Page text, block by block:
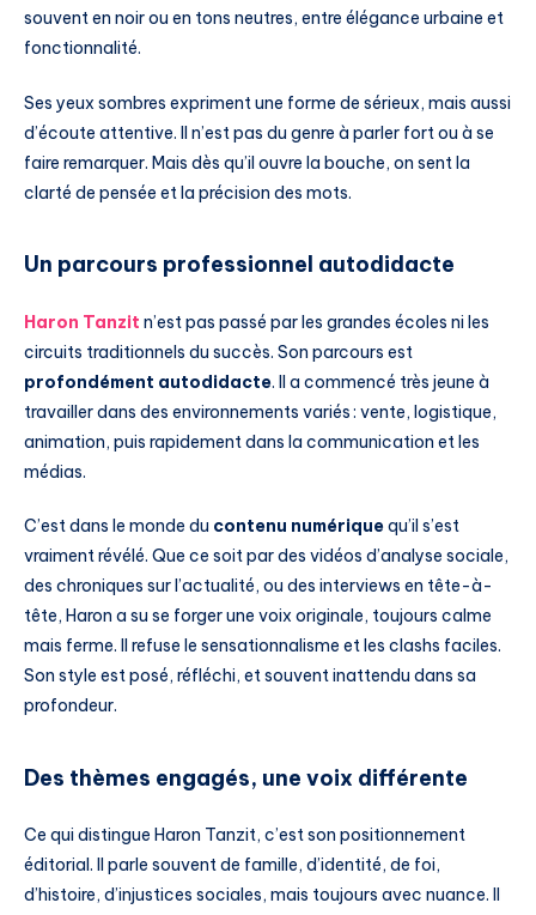
souvent en noir ou en tons neutres, entre élégance urbaine et
fonctionnalité.
Ses yeux sombres expriment une forme de sérieux, mais aussi
d’écoute attentive. Il n’est pas du genre à parler fort ou à se
faire remarquer. Mais dès qu’il ouvre la bouche, on sent la
clarté de pensée et la précision des mots.
Un parcours professionnel autodidacte
Haron Tanzit n’est pas passé par les grandes écoles ni les
circuits traditionnels du succès. Son parcours est
profondément autodidacte. Il a commencé très jeune à
travailler dans des environnements variés : vente, logistique,
animation, puis rapidement dans la communication et les
médias.
C’est dans le monde du contenu numériquequ’il s’est
vraiment révélé. Que ce soit par des vidéos d’analyse sociale,
des chroniques sur l’actualité, ou des interviews en tête-à-
tête, Haron a su se forger une voix originale, toujours calme
mais ferme. Il refuse le sensationnalisme et les clashs faciles.
Son style est posé, réfléchi, et souvent inattendu dans sa
profondeur.
Des thèmes engagés, une voix différente
Ce qui distingue Haron Tanzit, c’est son positionnement
éditorial. Il parle souvent de famille, d’identité, de foi,
d’histoire, d’injustices sociales, mais toujours avec nuance. Il